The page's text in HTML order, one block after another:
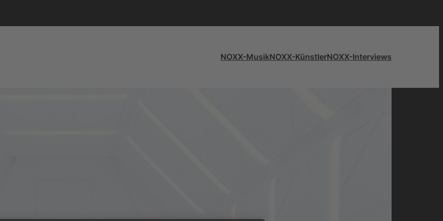
NOXX-MusikNOXX-KünstlerNOXX-Interviews